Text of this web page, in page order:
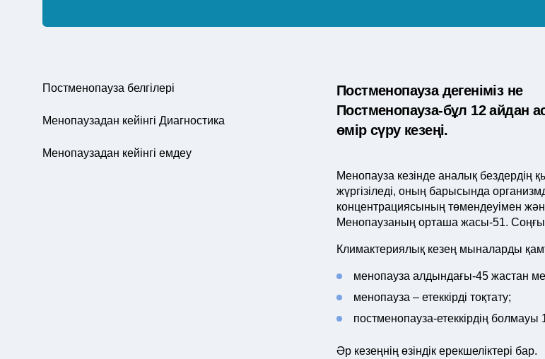
Постменопауза белгілері
Менопаузадан кейінгі Диагностика
Менопаузадан кейінгі емдеу
Постменопауза дегеніміз не
Постменопауза-бұл 12 айдан
өмір сүру кезеңі.
Менопауза кезінде аналық бездердің
жүргізіледі, оның барысында
концентрациясының төмендеуімен
Менопаузаның орташа жасы-51. Соңғы
Климактериялық кезең мыналарды
менопауза алдындағы-45 жастан
менопауза – етеккірді тоқтату;
постменопауза-етеккірдің
Әр кезеңнің өзіндік ерекшеліктері бар.